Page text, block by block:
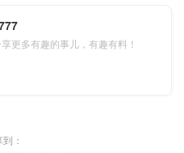
更多有趣的事儿，有趣有料！
：